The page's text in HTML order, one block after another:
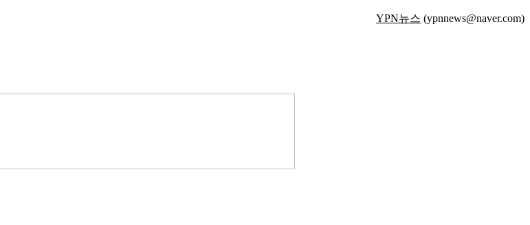
YPN뉴스 (ypnnews@naver.com)